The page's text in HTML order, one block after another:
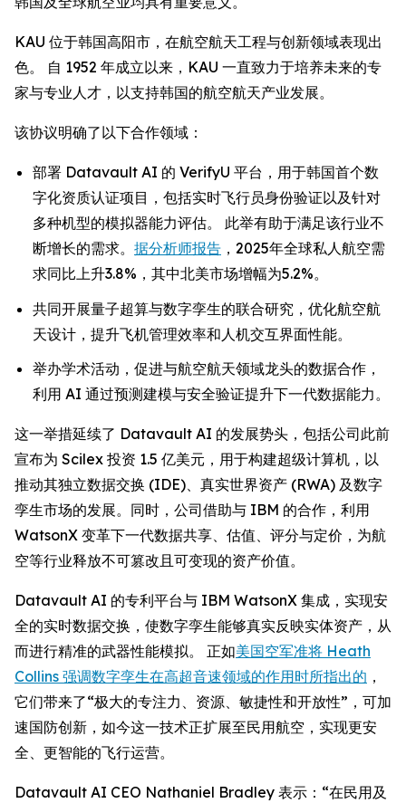
KAU 位于韩国高阳市，在航空航天工程与创新领域表现出
色。 自 1952 年成立以来，KAU 一直致力于培养未来的专
家与专业人才，以支持韩国的航空航天产业发展。
该协议明确了以下合作领域：
部署 Datavault AI 的 VerifyU 平台，用于韩国首个数
字化资质认证项目，包括实时飞行员身份验证以及针对
多种机型的模拟器能力评估。 此举有助于满足该行业不
断增长的需求。 据分析师报告 ，2025年全球私人航空需
求同比上升3.8%，其中北美市场增幅为5.2%。
共同开展量子超算与数字孪生的联合研究，优化航空航
天设计，提升飞机管理效率和人机交互界面性能。
举办学术活动，促进与航空航天领域龙头的数据合作，
利用 AI 通过预测建模与安全验证提升下一代数据能力。
这一举措延续了 Datavault AI 的发展势头，包括公司此前
宣布为 Scilex 投资 1.5 亿美元，用于构建超级计算机，以
推动其独立数据交换 (IDE)、真实世界资产 (RWA) 及数字
孪生市场的发展。同时，公司借助与 IBM 的合作，利用
WatsonX 变革下一代数据共享、估值、评分与定价，为航
空等行业释放不可篡改且可变现的资产价值。
Datavault AI 的专利平台与 IBM WatsonX 集成，实现安
全的实时数据交换，使数字孪生能够真实反映实体资产，从
而进行精准的武器性能模拟。 正如美国空军准将 Heath
Collins 强调数字孪生在高超音速领域的作用时所指出的 ，
它们带来了“极大的专注力、资源、敏捷性和开放性”，可加
速国防创新，如今这一技术正扩展至民用航空，实现更安
全、更智能的飞行运营。
Datavault AI CEO Nathaniel Bradley 表示：“在民用及